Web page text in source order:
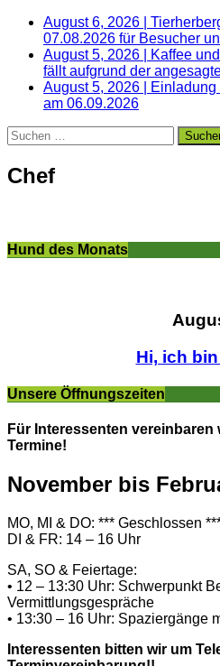
August 6, 2026
07.08.2026 für Besucher
August 5, 2026
Kaffee
fällt aufgrund der
August 5, 2026
Einladung
am 06.09.2026
Suchen
nach:
Chef
Hund des Monats
Hi, ich
Unsere Öffnungszeiten
Für Interessenten
Termine!
November bis
MO, MI & DO: *** Geschlossen
DI & FR: 14 – 16 Uhr
SA, SO & Feiertage:
• 12 – 13:30 Uhr: Schwerpunkt
Vermittlungsgespräche
• 13:30 – 16 Uhr: Spaziergänge
Interessenten bitten wir um